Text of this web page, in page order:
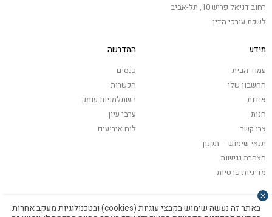
רחוב דניאל פריש 10, תל-אביב
לשכת עורכי הדין
מידע
עמוד הבית
החשבון שלי
אודות
חנות
צרו קשר
תנאי שימוש – תקנון
הצהרת נגישות
מדיניות פרטיות
המדרשה
כנסים
הכשרות
השתלמויות עומק
ערבי עיון
לוח אירועים
באתר זה נעשה שימוש בקבצי עוגיות (cookies) ובטכנולוגיות מעקב אחרות